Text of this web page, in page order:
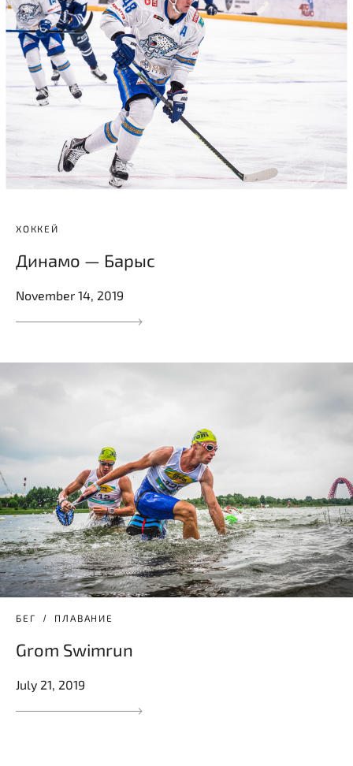
ХОККЕЙ
Динамо — Барыс
November 14, 2019
БЕГ ПЛАВАНИЕ
Grom Swimrun
July 21, 2019